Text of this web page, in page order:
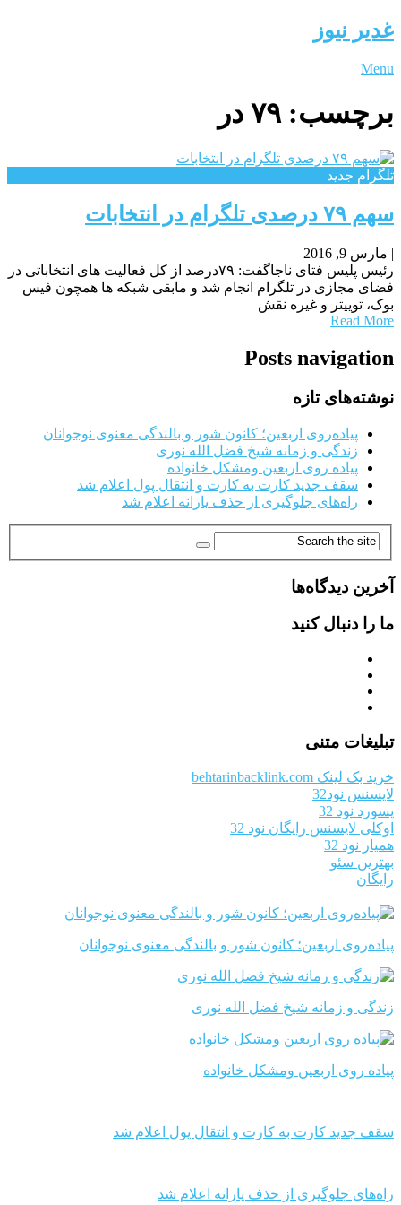
غدیر نیوز
Menu
برچسب:۷۹ در
تلگرام جدید
سهم ۷۹ درصدی تلگرام در انتخابات
| مارس 9, 2016
رئیس پلیس فتای ناجاگفت: ۷۹درصد از کل فعالیت های انتخاباتی در
فضای مجازی در تلگرام انجام شد و مابقی شبکه ها همچون فیس
بوک، توییتر و غیره نقش
Read More
Posts navigation
نوشته‌های تازه
پیاده‌روی اربعین؛ کانون شور و بالندگی معنوی نوجوانان
زندگی و زمانه شیخ فضل الله نوری
پیاده روی اربعین ومشکل خانواده
سقف جدید کارت به کارت و انتقال پول اعلام شد
راه‌های جلوگیری از حذف یارانه اعلام شد
آخرین دیدگاه‌ها
ما را دنبال کنید
تبلیغات متنی
خرید بک لینک behtarinbacklink.com
لایسنس نود32
پسورد نود 32
اوکلی لایسنس رایگان نود 32
همیار نود 32
بهترین سئو
رایگان
پیاده‌روی اربعین؛ کانون شور و بالندگی معنوی نوجوانان
زندگی و زمانه شیخ فضل الله نوری
پیاده روی اربعین ومشکل خانواده
سقف جدید کارت به کارت و انتقال پول اعلام شد
راه‌های جلوگیری از حذف یارانه اعلام شد